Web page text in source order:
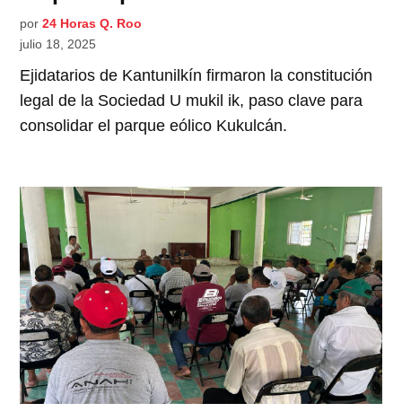
por 24 Horas Q. Roo
julio 18, 2025
Ejidatarios de Kantunilkín firmaron la constitución
legal de la Sociedad U mukil ik, paso clave para
consolidar el parque eólico Kukulcán.